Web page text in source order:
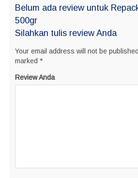
Belum ada review untuk
500gr
Silahkan tulis review Anda
Your email address will not be
marked *
Review Anda